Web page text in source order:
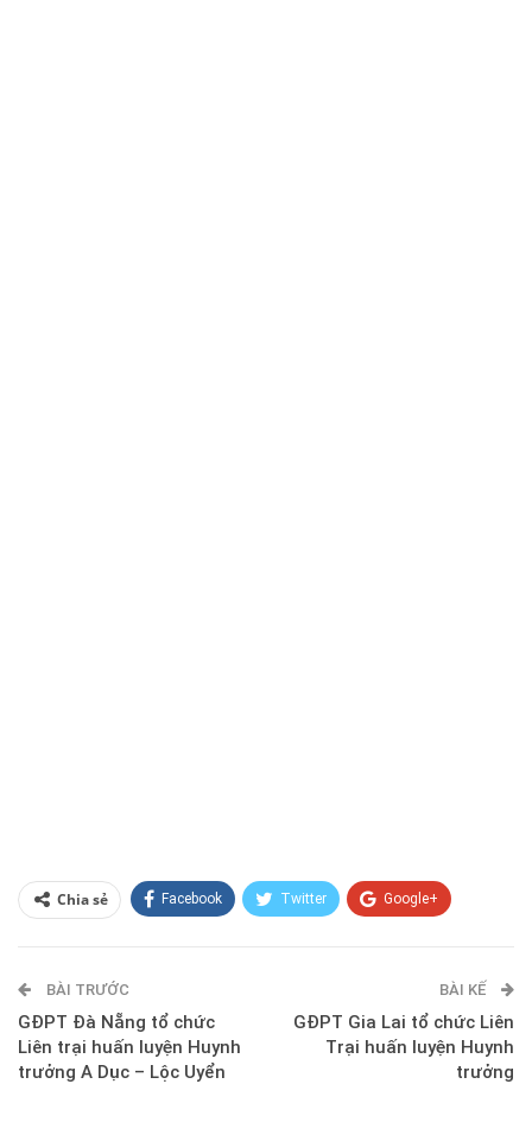
Chia sẻ Facebook Twitter Google+
E-mail
BÀI TRƯỚC
GĐPT Đà Nẵng tổ chức
Liên trại huấn luyện Huynh
trưởng A Dục – Lộc Uyển
BÀI KẾ
GĐPT Gia Lai tổ chức Liên
Trại huấn luyện Huynh
trưởng